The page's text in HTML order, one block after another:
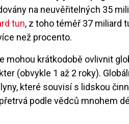
na neuvěřitelných 35
tun, z toho téměř 37 miliard
než procento.
mohou krátkodobě ovlivnit
(obvykle 1 až 2 roky).
které souvisí s lidskou
podle vědců mnohem